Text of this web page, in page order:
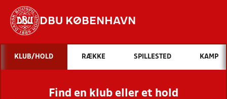
DBU KØBENHAVN
Hvad vil du søge efter?
INDHOLD OG NYHEDER
STILLINGER, RESULTATER, KLUBBER OG
KLUB/HOLD RÆKKE SPILLESTED KAMP
Find en klub eller et hold